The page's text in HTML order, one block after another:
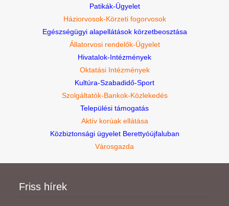
Patikák-Ügyelet
Háziorvosok-Körzeti fogorvosok
Egészségügyi alapellátások körzetbeosztása
Állatorvosi rendelők-Ügyelet
Hivatalok-Intézmények
Oktatási Intézmények
Kultúra-Szabadidő-Sport
Szolgáltatók-Bankok-Közlekedés
Települési támogatás
Aktív korúak ellátása
Közbiztonsági ügyelet Berettyóújfaluban
Városgazda
Friss hírek